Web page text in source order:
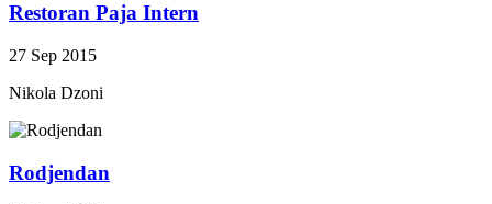
Restoran Paja Intern
27 Sep 2015
Nikola Dzoni
Rodjendan